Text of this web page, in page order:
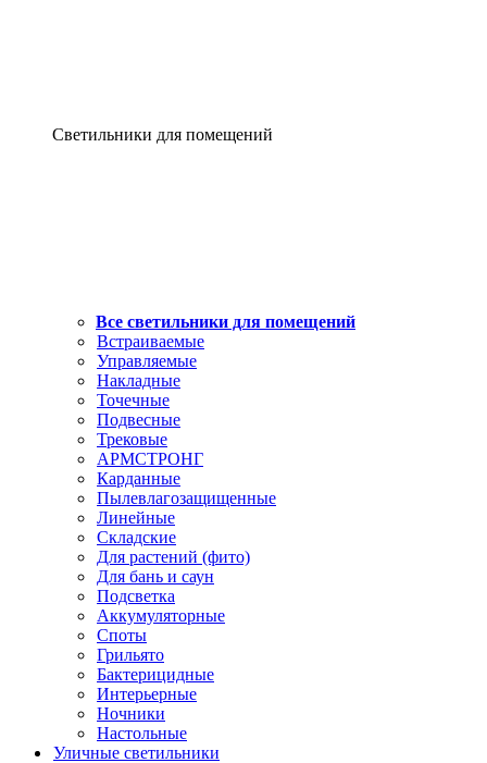
Светильники для помещений
Все светильники для помещений
Встраиваемые
Управляемые
Накладные
Точечные
Подвесные
Трековые
АРМСТРОНГ
Карданные
Пылевлагозащищенные
Линейные
Складские
Для растений (фито)
Для бань и саун
Подсветка
Аккумуляторные
Споты
Грильято
Бактерицидные
Интерьерные
Ночники
Настольные
Уличные светильники